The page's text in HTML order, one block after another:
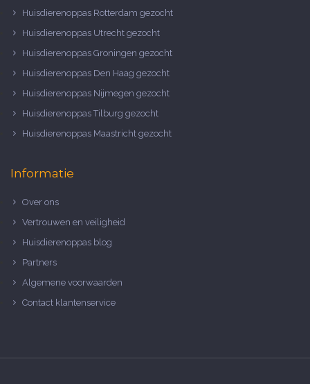
Huisdierenoppas Rotterdam gezocht
Huisdierenoppas Utrecht gezocht
Huisdierenoppas Groningen gezocht
Huisdierenoppas Den Haag gezocht
Huisdierenoppas Nijmegen gezocht
Huisdierenoppas Tilburg gezocht
Huisdierenoppas Maastricht gezocht
Informatie
Over ons
Vertrouwen en veiligheid
Huisdierenoppas blog
Partners
Algemene voorwaarden
Contact klantenservice